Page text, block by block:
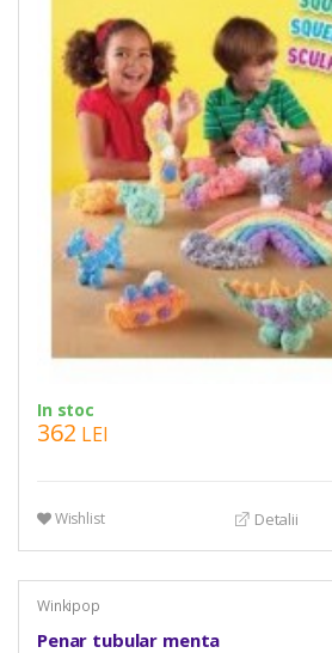
In stoc
362 LEI
Wishlist Detalii
Winkipop
Penar tubular menta